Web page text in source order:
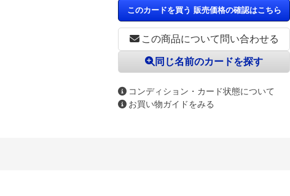
この商品について問い合わせる
同じ名前のカードを探す
コンディション・カード状態について
お買い物ガイドをみる
このカードを買う 販売価格の確認はこちら